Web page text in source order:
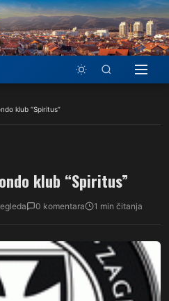
klub “Spiritus”
klub “Spiritus”
0 komentara 1 min čitanja